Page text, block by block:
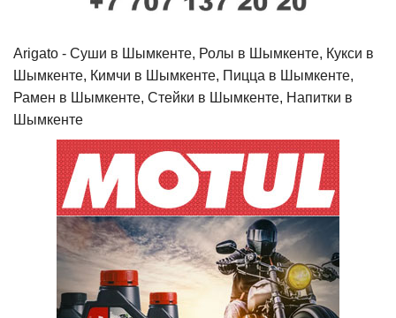
Arigato - Cуши в Шымкенте, Ролы в Шымкенте, Кукси в
Шымкенте, Кимчи в Шымкенте, Пицца в Шымкенте,
Рамен в Шымкенте, Стейки в Шымкенте, Напитки в
Шымкенте